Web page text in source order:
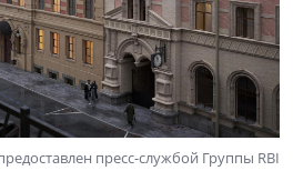
пресс-службой Группы RBI